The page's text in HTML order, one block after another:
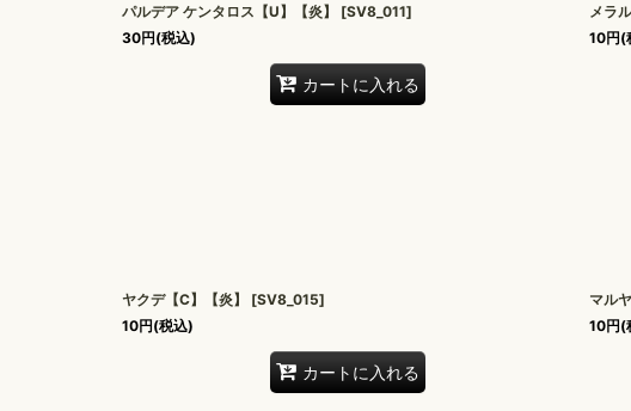
パルデア ケンタロス【U】【炎】 [SV8_011]
30円(税込)
カートに入れる
メラ
10円(
ヤクデ【C】【炎】 [SV8_015]
10円(税込)
カートに入れる
マル
10円(